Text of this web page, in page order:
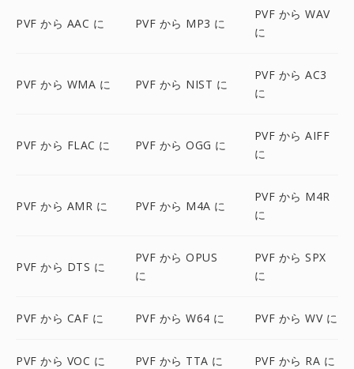
PVF から AAC に PVF から MP3 に
PVF から WAV
に
PVF から WMA に PVF から NIST に
PVF から AC3
に
PVF から FLAC に PVF から OGG に
PVF から AIFF
に
PVF から AMR に PVF から M4A に
PVF から M4R
に
PVF から DTS に
PVF から OPUS
に
PVF から SPX
に
PVF から CAF に PVF から W64 に PVF から WV に
PVF から VOC に PVF から TTA に PVF から RA に